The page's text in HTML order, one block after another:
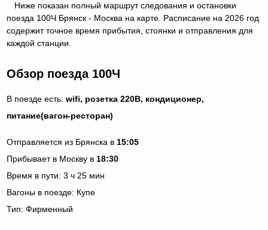
Ниже показан полный маршрут следования и остановки
поезда 100Ч Брянск - Москва на карте. Расписание на 2026 год
содержит точное время прибытия, стоянки и отправления для
каждой станции.
Обзор поезда 100Ч
В поезде есть:wifi, розетка 220В, кондиционер,
питание(вагон-ресторан)
Отправляется из Брянска в 15:05
Прибывает в Москву в 18:30
Время в пути: 3 ч 25 мин
Вагоны в поезде: Купе
Тип: Фирменный